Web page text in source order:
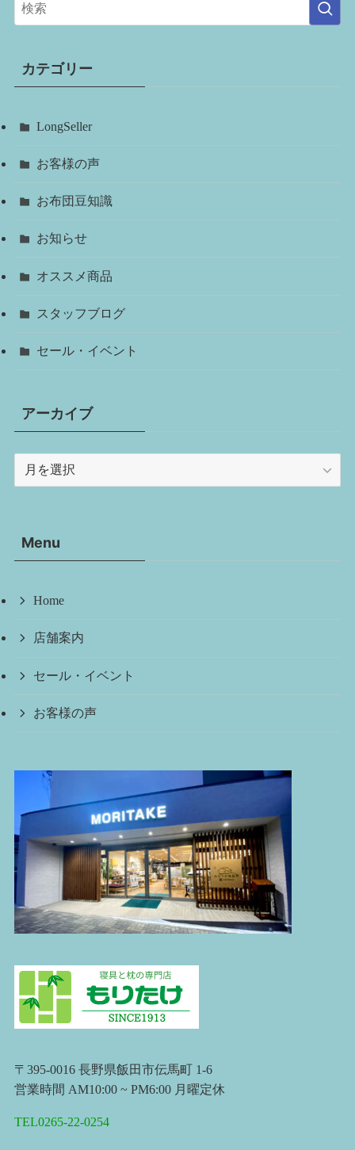
カテゴリー
LongSeller
お客様の声
お布団豆知識
お知らせ
オススメ商品
スタッフブログ
セール・イベント
アーカイブ
ブMenu
Home
店舗案内
セール・イベント
お客様の声
〒395-0016 長野県飯田市伝馬町 1-6
営業時間 AM10:00 ~ PM6:00 月曜定休
TEL0265-22-0254